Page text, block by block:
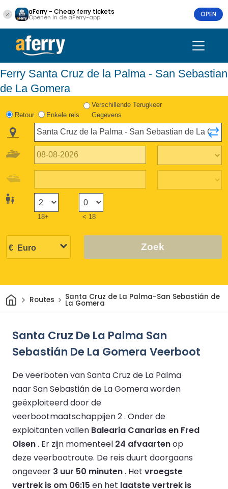
aFerry - Cheap ferry tickets
Openen in de aFerry-app OPEN
Ferry Santa Cruz de la Palma - San Sebastian
de La Gomera
Retour Enkele reis
Verschillende Terugkeer
Gegevens
18+ < 18
Zoek
ThuisRoutes Santa Cruz de La Palma-San Sebastián de
La Gomera
Santa Cruz De La Palma San
Sebastián De La Gomera Veerboot
De veerboten van Santa Cruz de La Palma
naar San Sebastián de La Gomera worden
geëxploiteerd door de
veerbootmaatschappijen 2 . Onder de
exploitanten vallen Balearia Canarias en Fred
Olsen. Er zijn momenteel 24 afvaartenop
deze veerbootroute. De reis duurt doorgaans
ongeveer 3 uur 50 minuten. Het vroegste
vertrek is om 06:15 en het laatste vertrek is